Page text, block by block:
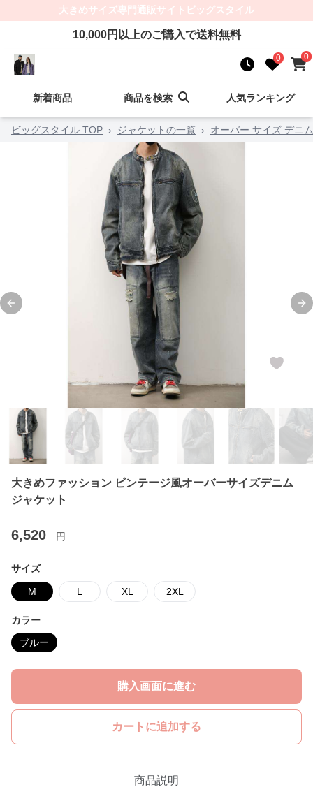
大きめサイズ専門通販サイト ビッグスタイル
10,000円以上のご購入で送料無料
0 0
新着商品 商品を検索 人気ランキング
ビッグスタイル TOP › ジャケットの一覧 › オーバー サイズ デニ
Previous slide
大きめファッション ビンテージ風オーバーサイズデニム
ジャケット
6,520 円
サイズ
M L XL 2XL
カラー
ブルー
購入画面に進む
カートに追加する
商品説明